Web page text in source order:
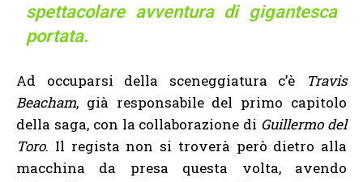
spettacolare avventura di gigantesca
portata.
Ad occuparsi della sceneggiatura c’è
Travis
Beacham, già responsabile del primo capitolo
della saga, con la collaborazione di Guillermo del
Toro. Il regista non si troverà però dietro alla
macchina da presa questa volta, avendo